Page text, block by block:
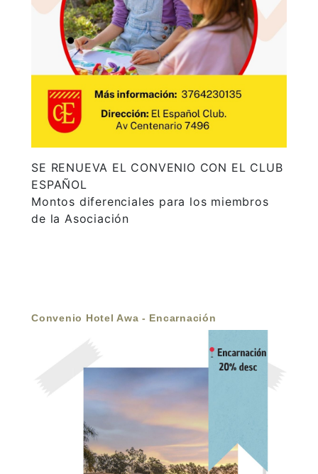
SE RENUEVA EL CONVENIO CON EL CLUB
ESPAÑOL
Montos diferenciales para los miembros
de la Asociación
Convenio Hotel Awa - Encarnación